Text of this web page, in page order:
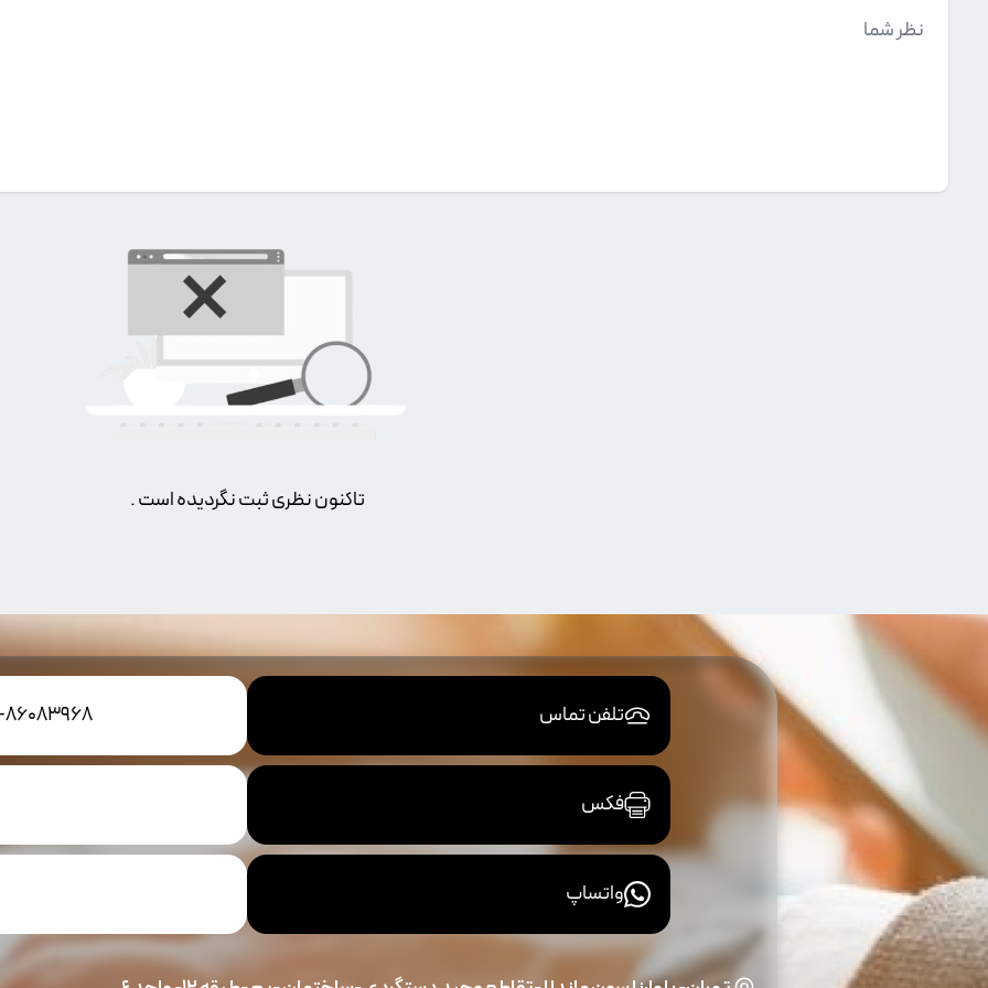
تاکنون نظری ثبت نگردیده است .
تلفن تماس 86083968
فکس
واتساپ